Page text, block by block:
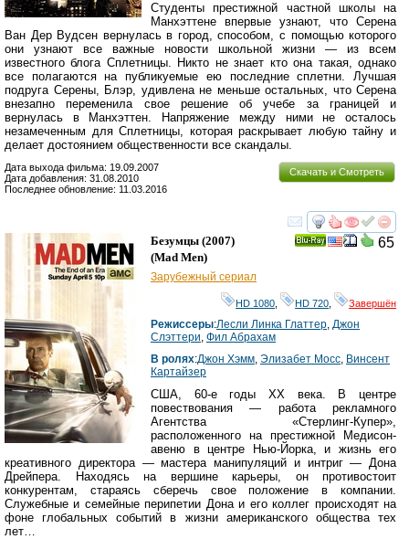
Студенты престижной частной школы на
Манхэттене впервые узнают, что Серена
Ван Дер Вудсен вернулась в город, способом, с помощью которого
они узнают все важные новости школьной жизни — из всем
известного блога Сплетницы. Никто не знает кто она такая, однако
все полагаются на публикуемые ею последние сплетни. Лучшая
подруга Серены, Блэр, удивлена не меньше остальных, что Серена
внезапно переменила свое решение об учебе за границей и
вернулась в Манхэттен. Напряжение между ними не осталось
незамеченным для Сплетницы, которая раскрывает любую тайну и
делает достоянием общественности все скандалы.
Скачать и Смотреть
Дата выхода фильма: 19.09.2007
Дата добавления: 31.08.2010
Последнее обновление: 11.03.2016
смотреть
65
Безумцы (2007)
(Mad Men)
Зарубежный сериал
HD 1080 HD 720 Завершён
Режиссеры:Лесли Линка Глаттер, Джон
Слэттери, Фил Абрахам
В ролях:Джон Хэмм, Элизабет Мосс, Винсент
Картайзер
США, 60-е годы ХХ века. В центре
повествования — работа рекламного
Агентства «Стерлинг-Купер»,
расположенного на престижной Медисон-
авеню в центре Нью-Йорка, и жизнь его
креативного директора — мастера манипуляций и интриг — Дона
Дрейпера. Находясь на вершине карьеры, он противостоит
конкурентам, стараясь сберечь своe положение в компании.
Служебные и семейные перипетии Дона и его коллег происходят на
фоне глобальных событий в жизни американского общества тех
лет…